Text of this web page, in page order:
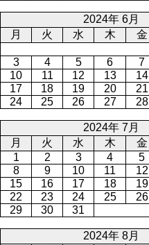
2024年 6月
月
火 水 木 金
3
4 5 6 7
10
11 12 13 14
17
18 19 20 21
24
25 26 27 28
2024年 7月
月
火 水 木 金
1
2 3 4 5
8
9 10 11 12
15
16 17 18 19
22
23 24 25 26
29
30 31
2024年 8月